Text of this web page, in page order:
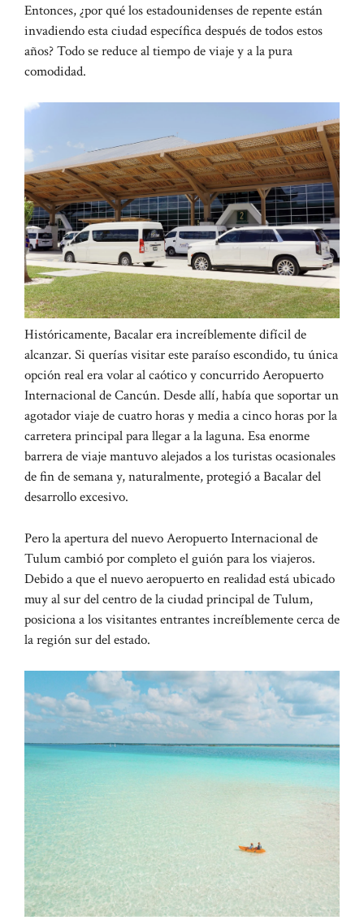
Entonces, ¿por qué los estadounidenses de repente están
invadiendo esta ciudad específica después de todos estos
años? Todo se reduce al tiempo de viaje y a la pura
comodidad.
Históricamente, Bacalar era increíblemente difícil de
alcanzar. Si querías visitar este paraíso escondido, tu única
opción real era volar al caótico y concurrido Aeropuerto
Internacional de Cancún. Desde allí, había que soportar un
agotador viaje de cuatro horas y media a cinco horas por la
carretera principal para llegar a la laguna. Esa enorme
barrera de viaje mantuvo alejados a los turistas ocasionales
de fin de semana y, naturalmente, protegió a Bacalar del
desarrollo excesivo.
Pero la apertura del nuevo Aeropuerto Internacional de
Tulum cambió por completo el guión para los viajeros.
Debido a que el nuevo aeropuerto en realidad está ubicado
muy al sur del centro de la ciudad principal de Tulum,
posiciona a los visitantes entrantes increíblemente cerca de
la región sur del estado.